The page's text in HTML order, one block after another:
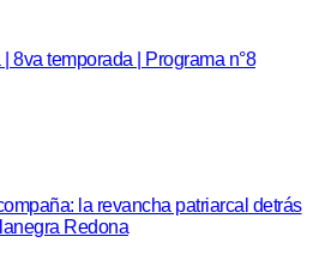
8va temporada | Programa n°8
la revancha patriarcal detrás
Redona